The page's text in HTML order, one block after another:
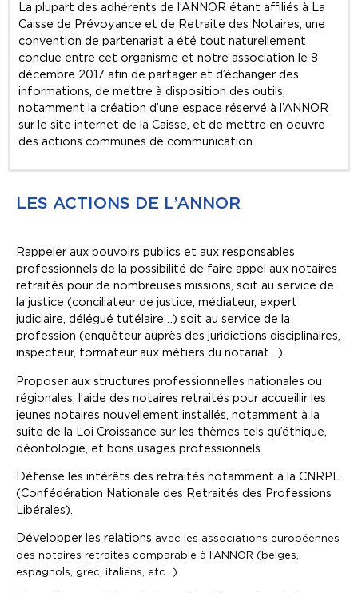
La plupart des adhérents de l’ANNOR étant affiliés à La
Caisse de Prévoyance et de Retraite des Notaires, une
convention de partenariat a été tout naturellement
conclue entre cet organisme et notre association le 8
décembre 2017 afin de partager et d’échanger des
informations, de mettre à disposition des outils,
notamment la création d’une espace réservé à l’ANNOR
sur le site internet de la Caisse, et de mettre en oeuvre
des actions communes de communication.
LES ACTIONS DE L’ANNOR
Rappeler aux pouvoirs publics et aux responsables
professionnels de la possibilité de faire appel aux notaires
retraités pour de nombreuses missions, soit au service de
la justice (conciliateur de justice, médiateur, expert
judiciaire, délégué tutélaire…) soit au service de la
profession (enquêteur auprès des juridictions disciplinaires,
inspecteur, formateur aux métiers du notariat…).
Proposer aux structures professionnelles nationales ou
régionales, l’aide des notaires retraités pour accueillir les
jeunes notaires nouvellement installés, notamment à la
suite de la Loi Croissance sur les thèmes tels qu’éthique,
déontologie, et bons usages professionnels.
Défense les intérêts des retraités notamment à la CNRPL
(Confédération Nationale des Retraités des Professions
Libérales).
Développer les relations avec les associations européennes
des notaires retraités comparable à l’ANNOR (belges,
espagnols, grec, italiens, etc…).